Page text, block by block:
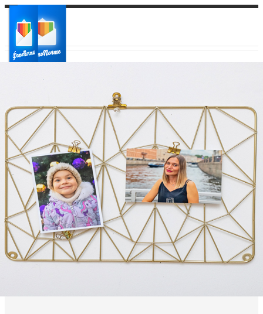
Ваш город:
Ваш регион доставки
Выберите из списка: